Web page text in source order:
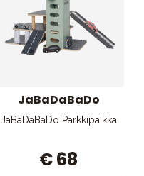
JaBaDaBaDo
JaBaDaBaDo Parkkipaikka
€ 68